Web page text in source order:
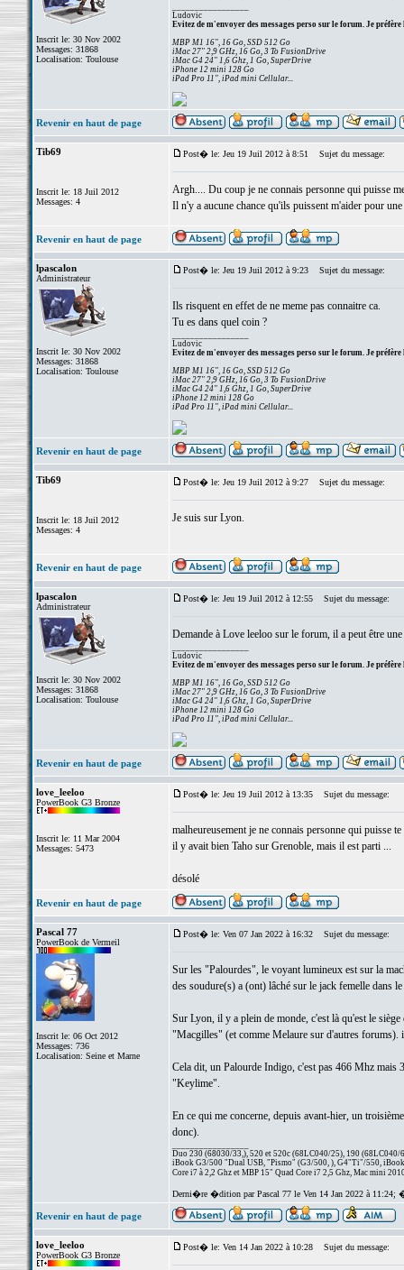
Inscrit le: 30 Nov 2002
Messages: 31868
Localisation: Toulouse
Ludovic
Evitez de m'envoyer des messages perso sur le forum. Je préfère
MBP M1 16", 16 Go, SSD 512 Go
iMac 27" 2,9 GHz, 16 Go, 3 To FusionDrive
iMac G4 24" 1,6 Ghz, 1 Go, SuperDrive
iPhone 12 mini 128 Go
iPad Pro 11", iPad mini Cellular...
Revenir en haut de page
Tib69
Inscrit le: 18 Juil 2012
Messages: 4
Post� le: Jeu 19 Juil 2012 à 8:51 Sujet du message:
Argh.... Du coup je ne connais personne qui puisse
Il n'y a aucune chance qu'ils puissent m'aider pour
Revenir en haut de page
lpascalon
Administrateur
Inscrit le: 30 Nov 2002
Messages: 31868
Localisation: Toulouse
Post� le: Jeu 19 Juil 2012 à 9:23 Sujet du message:
Ils risquent en effet de ne meme pas connaitre ca.
Tu es dans quel coin ?
Ludovic
Evitez de m'envoyer des messages perso sur le forum. Je préfère
MBP M1 16", 16 Go, SSD 512 Go
iMac 27" 2,9 GHz, 16 Go, 3 To FusionDrive
iMac G4 24" 1,6 Ghz, 1 Go, SuperDrive
iPhone 12 mini 128 Go
iPad Pro 11", iPad mini Cellular...
Revenir en haut de page
Tib69
Inscrit le: 18 Juil 2012
Messages: 4
Post� le: Jeu 19 Juil 2012 à 9:27 Sujet du message:
Je suis sur Lyon.
Revenir en haut de page
lpascalon
Administrateur
Inscrit le: 30 Nov 2002
Messages: 31868
Localisation: Toulouse
Post� le: Jeu 19 Juil 2012 à 12:55 Sujet du message:
Demande à Love leeloo sur le forum, il a peut être une
Ludovic
Evitez de m'envoyer des messages perso sur le forum. Je préfère
MBP M1 16", 16 Go, SSD 512 Go
iMac 27" 2,9 GHz, 16 Go, 3 To FusionDrive
iMac G4 24" 1,6 Ghz, 1 Go, SuperDrive
iPhone 12 mini 128 Go
iPad Pro 11", iPad mini Cellular...
Revenir en haut de page
love_leeloo
PowerBook G3 Bronze
Inscrit le: 11 Mar 2004
Messages: 5473
Post� le: Jeu 19 Juil 2012 à 13:35 Sujet du message:
malheureusement je ne connais personne qui puisse
il y avait bien Taho sur Grenoble, mais il est parti ...
désolé
Revenir en haut de page
Pascal 77
PowerBook de Vermeil
Inscrit le: 06 Oct 2012
Messages: 736
Localisation: Seine et Marne
Post� le: Ven 07 Jan 2022 à 16:32 Sujet du message:
Sur les "Palourdes", le voyant lumineux est sur la
des soudure(s) a (ont) lâché sur le jack femelle dans
Sur Lyon, il y a plein de monde, c'est là qu'est le
"Macgilles" (et comme Melaure sur d'autres forums).
Cela dit, un Palourde Indigo, c'est pas 466 Mhz mais
"Keylime".
En ce qui me concerne, depuis avant-hier, un
donc).
Duo 230 (68030/33,), 520 et 520c (68LC040/25), 190 (68LC040/
iBook G3/500 "Dual USB, "Pismo" (G3/500, ), G4"Ti"/550,
Core i7 à 2,2 Ghz et MBP 15" Quad Core i7 2,5 Ghz, Mac mini
Derni�re �dition par Pascal 77 le Ven 14 Jan 2022 à
Revenir en haut de page
love_leeloo
PowerBook G3 Bronze
Post� le: Ven 14 Jan 2022 à 10:28 Sujet du message: